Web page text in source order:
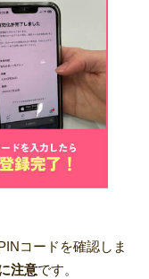
コードを確認しま
注意です。